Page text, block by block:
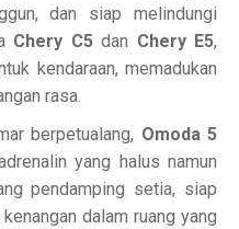
dan siap melindungi
Chery C5dan Chery E5,
kendaraan, memadukan
rasa.
berpetualang, Omoda 5
yang halus namun
pendamping setia, siap
dalam ruang yang